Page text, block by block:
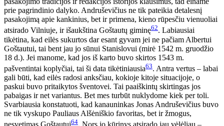
prie pagrindinio dalyko. Andruševičius ne tik pateikia detalesnį
pasakojimą apie kankinius, bet ir primena, kieno rūpesčiu vienuoliai
atsirado Vilniuje, ir išaukština Goštautų giminę62. Labiausiai
tikėtina, kad eilės sukurtos dar esant gyvam jei ne pačiam Albertui
Goštautui, tai bent jau jo sūnui Stanislovui (mirė 1542 m. gruodžio
18 d.). Jei manome, kad jos iš karto buvo skirtos 1543 m.
pašventintai koplyčiai, tai ši data tikėtiniausia63. Antra vertus – labai
gali būti, kad eilės radosi anksčiau, kokioje kitoje situacijoje, o
paskui buvo pritaikytos šventovei. Tai paaiškintų skirtingas jos
pabaigas ir net variantus. Bet mes turbūt nuklydome kiek per toli.
Svarbiausia konstatuoti, kad kanauninkas Jonas Andruševičius buvo
ne tik vyskupo Pauliaus Alšėniškio favoritas, bet ir žmogus,
64